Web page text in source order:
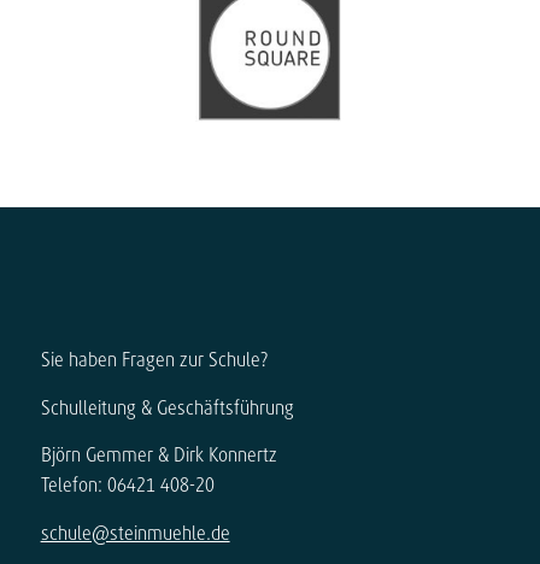
Sie haben Fragen zur Schule?
Schulleitung & Geschäftsführung
Björn Gemmer & Dirk Konnertz
Telefon: 06421 408-20
schule@steinmuehle.de